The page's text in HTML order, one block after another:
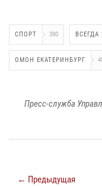
СПОРТ 390
ОМОН ЕКАТЕРИНБУРГ
Пресс-служба
← Предыдущая